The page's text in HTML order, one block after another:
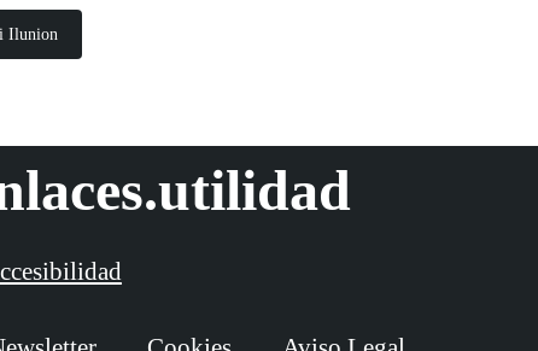
Ilunion